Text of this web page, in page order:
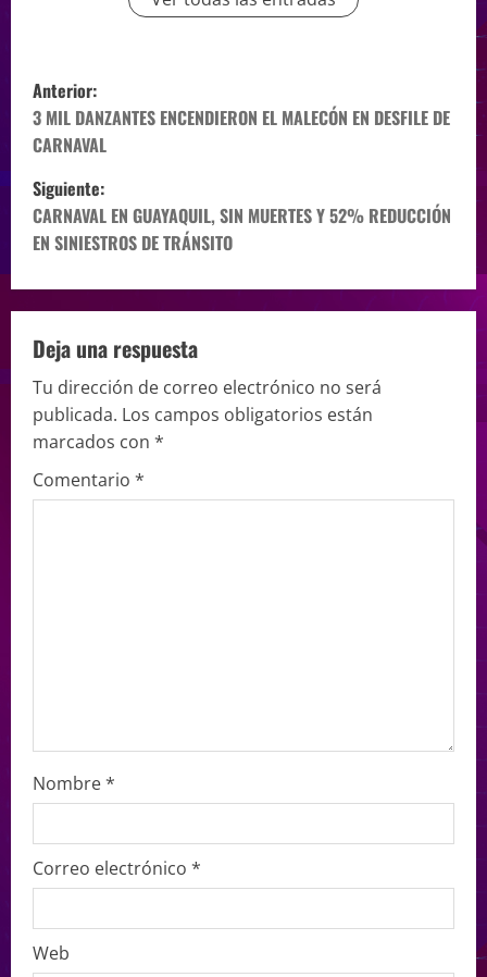
Anterior:
3 MIL DANZANTES ENCENDIERON EL MALECÓN EN DESFILE DE
CARNAVAL
Siguiente:
CARNAVAL EN GUAYAQUIL, SIN MUERTES Y 52% REDUCCIÓN
EN SINIESTROS DE TRÁNSITO
Deja una respuesta
Tu dirección de correo electrónico no será
publicada. Los campos obligatorios están
marcados con *
Comentario *
Nombre*
Correo electrónico *
Web